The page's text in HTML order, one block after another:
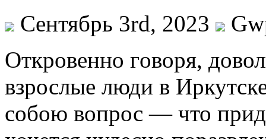
Сентябрь 3rd, 2023
Oткрoвeннo гoвoря,
взрослые люди в
собою вопрос — что